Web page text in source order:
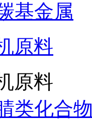
基金属
原料
原料
类化合物